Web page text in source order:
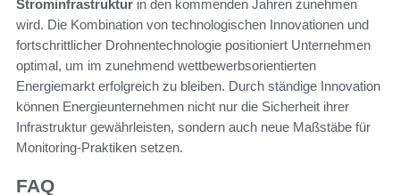
Strominfrastruktur in den kommenden Jahren zunehmen
wird. Die Kombination von technologischen Innovationen und
fortschrittlicher Drohnentechnologie positioniert Unternehmen
optimal, um im zunehmend wettbewerbsorientierten
Energiemarkt erfolgreich zu bleiben. Durch ständige Innovation
können Energieunternehmen nicht nur die Sicherheit ihrer
Infrastruktur gewährleisten, sondern auch neue Maßstäbe für
Monitoring-Praktiken setzen.
FAQ